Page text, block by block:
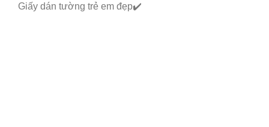
Giấy dán tường trẻ em đẹp✔️